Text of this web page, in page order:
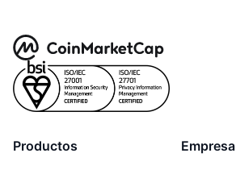
Productos Empresa